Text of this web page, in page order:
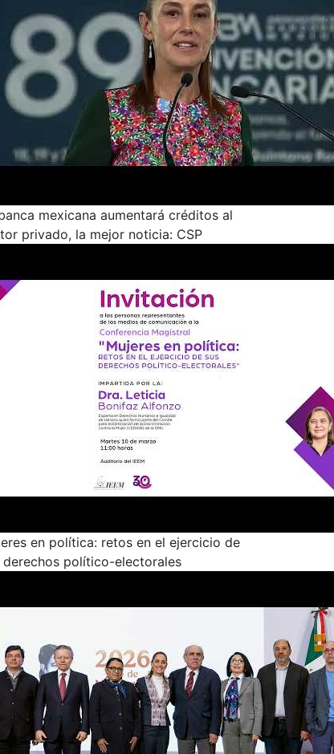
mexicana aumentará créditos al
privado, la mejor noticia: CSP
en política: retos en el ejercicio de
derechos político-electorales